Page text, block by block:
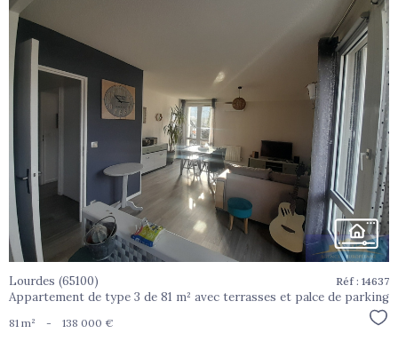
voir le
bien
Lourdes (65100)
Appartement de type 3 de 81 m² avec terrasses et palce de parking
Réf : 14637
81 m² - 138 000 €